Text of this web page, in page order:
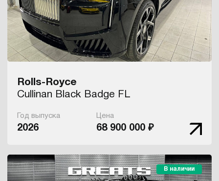
Rolls-Royce
Cullinan Black Badge FL
Год выпуска
2026
Цена
68 900 000 ₽
В наличии